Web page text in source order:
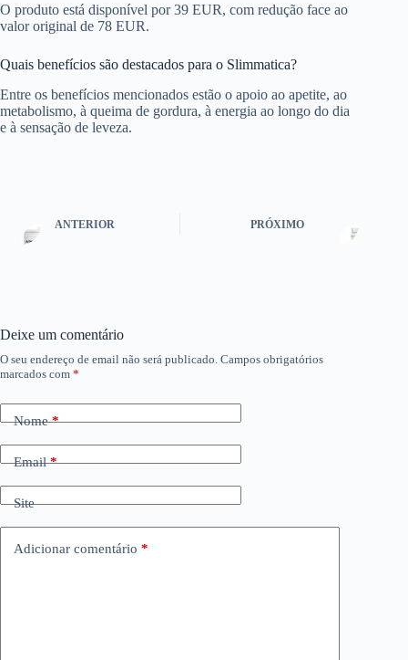
O produto está disponível por 39 EUR, com redução face ao
valor original de 78 EUR.
Quais benefícios são destacados para o Slimmatica?
Entre os benefícios mencionados estão o apoio ao apetite, ao
metabolismo, à queima de gordura, à energia ao longo do dia
e à sensação de leveza.
ANTERIOR PRÓXIMO
Deixe um comentário
O seu endereço de email não será publicado. Campos obrigatórios
marcados com *
Nome*
Email*
Site
Adicionar comentário *